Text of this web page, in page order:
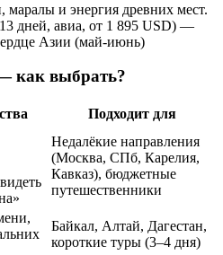
маралы и энергия древних мест.
дней, авиа, от 1 895 USD) —
Азии (май-июнь)
как выбрать?
Подходит для
Недалёкие направления
(Москва, СПб, Карелия,
Кавказ), бюджетные
путешественники
Байкал, Алтай, Дагестан,
короткие туры (3–4 дня)